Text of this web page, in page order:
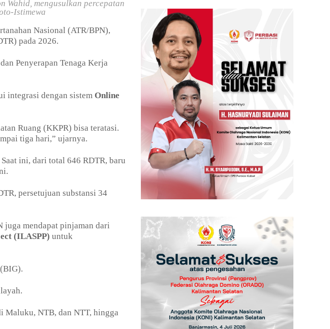
Wahid, mengusulkan percepatan
Istimewa
Nasional (ATR/BPN),
pada 2026.
Penyerapan Tenaga Kerja
integrasi dengan sistem Online
Ruang (KKPR) bisa teratasi.
tiga hari,” ujarnya.
ini, dari total 646 RDTR, baru
persetujuan substansi 34
juga mendapat pinjaman dari
(ILASPP) untuk
Maluku, NTB, dan NTT, hingga